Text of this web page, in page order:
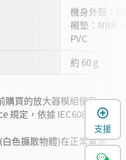
機身外殼：
襯墊：NBR
PVC
約 60 g
購買的放大器模組使用
規定，依據 IEC60825-1
白色擴散物體)在正常量測
支援